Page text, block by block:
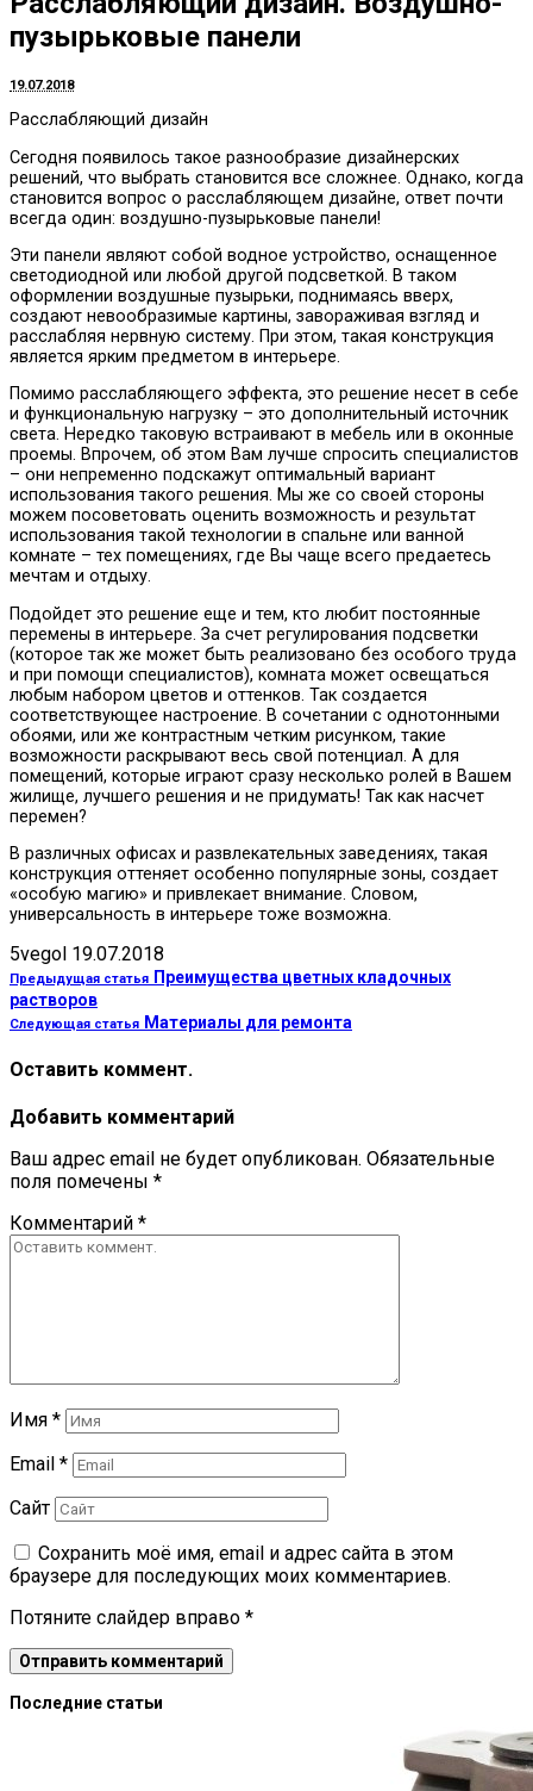
пузырьковые панели
19.07.2018
Расслабляющий дизайн
Сегодня появилось такое разнообразие дизайнерских
решений, что выбрать становится все сложнее. Однако, когда
становится вопрос о расслабляющем дизайне, ответ почти
всегда один: воздушно-пузырьковые панели!
Эти панели являют собой водное устройство, оснащенное
светодиодной или любой другой подсветкой. В таком
оформлении воздушные пузырьки, поднимаясь вверх,
создают невообразимые картины, завораживая взгляд и
расслабляя нервную систему. При этом, такая конструкция
является ярким предметом в интерьере.
Помимо расслабляющего эффекта, это решение несет в себе
и функциональную нагрузку – это дополнительный источник
света. Нередко таковую встраивают в мебель или в оконные
проемы. Впрочем, об этом Вам лучше спросить специалистов
– они непременно подскажут оптимальный вариант
использования такого решения. Мы же со своей стороны
можем посоветовать оценить возможность и результат
использования такой технологии в спальне или ванной
комнате – тех помещениях, где Вы чаще всего предаетесь
мечтам и отдыху.
Подойдет это решение еще и тем, кто любит постоянные
перемены в интерьере. За счет регулирования подсветки
(которое так же может быть реализовано без особого труда
и при помощи специалистов), комната может освещаться
любым набором цветов и оттенков. Так создается
соответствующее настроение. В сочетании с однотонными
обоями, или же контрастным четким рисунком, такие
возможности раскрывают весь свой потенциал. А для
помещений, которые играют сразу несколько ролей в Вашем
жилище, лучшего решения и не придумать! Так как насчет
перемен?
В различных офисах и развлекательных заведениях, такая
конструкция оттеняет особенно популярные зоны, создает
«особую магию» и привлекает внимание. Словом,
универсальность в интерьере тоже возможна.
5vegol 19.07.2018
Предыдущая статья Преимущества цветных кладочных
растворов
Следующая статья Материалы для ремонта
Оставить коммент.
Добавить комментарий
Ваш адрес email не будет опубликован. Обязательные
поля помечены *
Комментарий *
Имя *
Email *
Сайт
Сохранить моё имя, email и адрес сайта в этом
браузере для последующих моих комментариев.
Потяните слайдер вправо *
Последние статьи